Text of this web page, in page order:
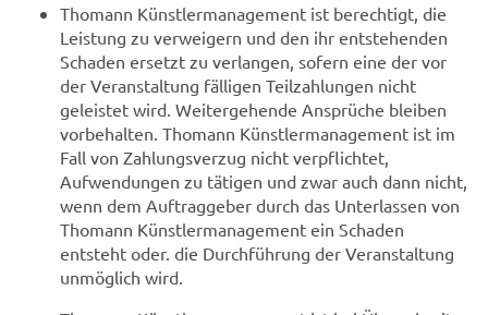
Thomann Künstlermanagement ist berechtigt, die
Leistung zu verweigern und den ihr entstehenden
Schaden ersetzt zu verlangen, sofern eine der vor
der Veranstaltung fälligen Teilzahlungen nicht
geleistet wird. Weitergehende Ansprüche bleiben
vorbehalten. Thomann Künstlermanagement ist im
Fall von Zahlungsverzug nicht verpflichtet,
Aufwendungen zu tätigen und zwar auch dann nicht,
wenn dem Auftraggeber durch das Unterlassen von
Thomann Künstlermanagement ein Schaden
entsteht oder. die Durchführung der Veranstaltung
unmöglich wird.